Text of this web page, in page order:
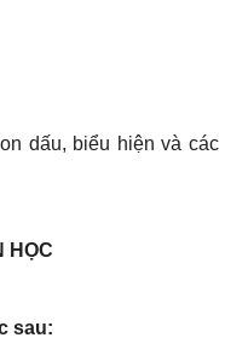
dấu, biểu hiện và các
HỌC
sau: